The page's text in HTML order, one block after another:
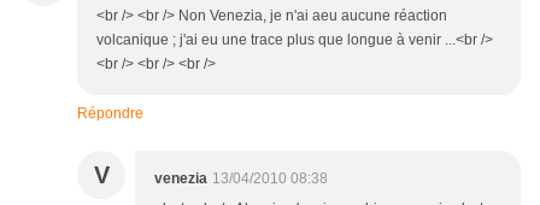
<br /> <br /> Non Venezia, je n'ai aeu aucune réaction
volcanique ; j'ai eu une trace plus que longue à venir ...<br />
<br /> <br /> <br />
Répondre
V venezia 13/04/2010 08:38